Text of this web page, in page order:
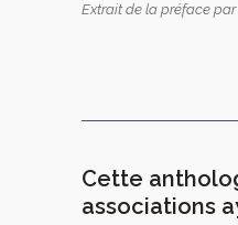
Extrait de la préface par
Cette
associations